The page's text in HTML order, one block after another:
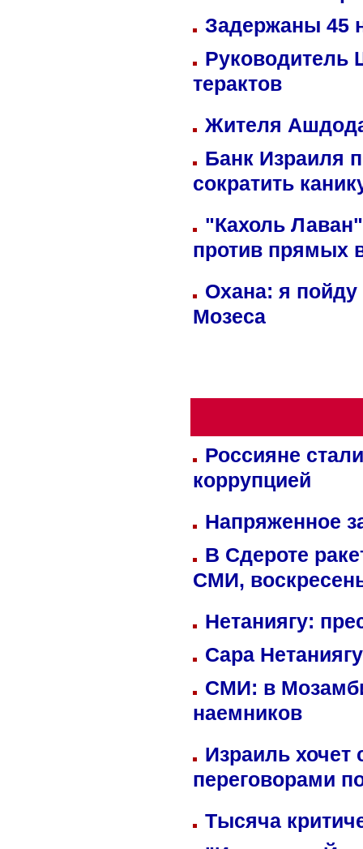
Задержаны 45
Руководитель
терактов
Жителя
Банк Израиля
сократить
"Кахоль
против прямых
Охана: я пойду
Мозеса
Россияне
коррупцией
Напряженное
В Сдероте
СМИ,
Нетаниягу:
Сара
СМИ: в
наемников
Израиль хочет
переговорами
Тысяча